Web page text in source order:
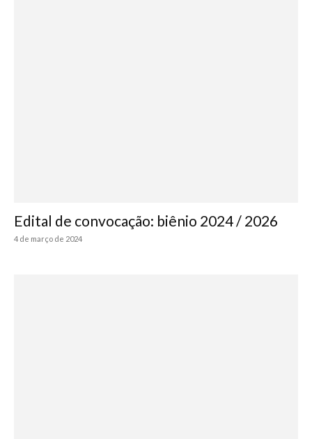
Edital de convocação: biênio 2024 / 2026
4 de março de 2024